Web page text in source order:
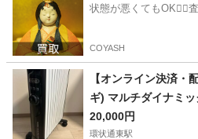
状態が悪くてもOK🙆‍♀️
COYASH
【オンライン決済・
ギ) マルチダイナミ
20,000円
環状通東駅